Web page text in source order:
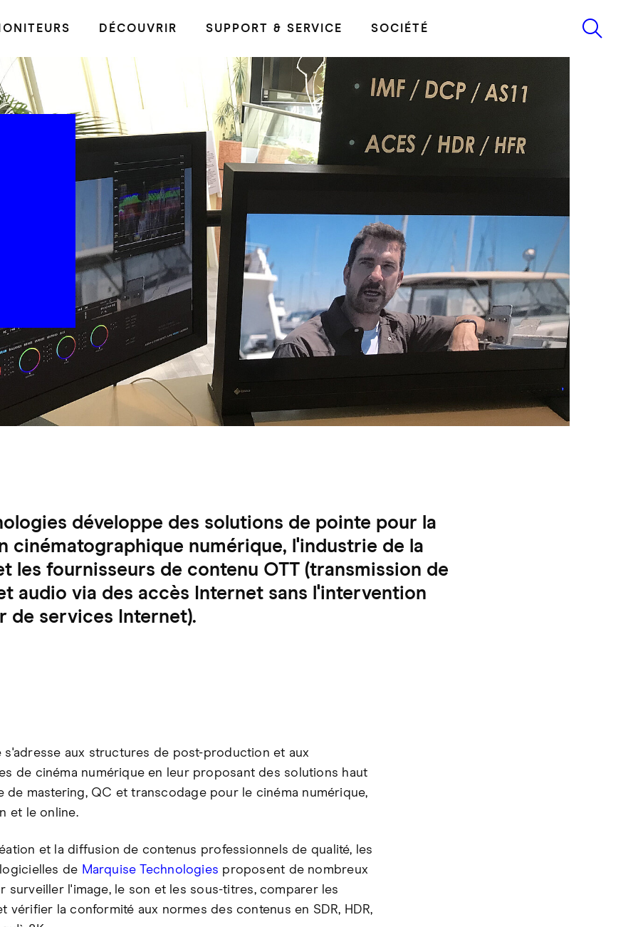
DÉCOUVRIR SUPPORT & SERVICE SOCIÉTÉ
développe des solutions de pointe pour la
cinématographique numérique, l'industrie de la
les fournisseurs de contenu OTT (transmission de
audio via des accès Internet sans l'intervention
de services Internet).
s'adresse aux structures de post-production et aux
de cinéma numérique en leur proposant des solutions haut
de mastering, QC et transcodage pour le cinéma numérique,
et le online.
et la diffusion de contenus professionnels de qualité, les
de Marquise Technologies proposent de nombreux
surveiller l'image, le son et les sous-titres, comparer les
vérifier la conformité aux normes des contenus en SDR, HDR,